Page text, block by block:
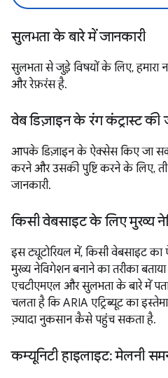
सुलभता के बारे में जानकारी
सुलभता से जुड़े विषयों के लिए, हमारा
और रेफ़रंस है.
वेब डिज़ाइन के रंग कंट्रास्ट की
आपके डिज़ाइन के ऐक्सेस किए जा
करने और उसकी पुष्टि करने के लिए,
जानकारी.
किसी वेबसाइट के लिए मुख्य
इस ट्यूटोरियल में, किसी वेबसाइट
मुख्य नेविगेशन बनाने का तरीका
एचटीएमएल और सुलभता के बारे में
चलता है कि ARIA एट्रिब्यूट का
ज़्यादा नुकसान कैसे पहुंच सकता है.
कम्यूनिटी हाइलाइट: मेलनी